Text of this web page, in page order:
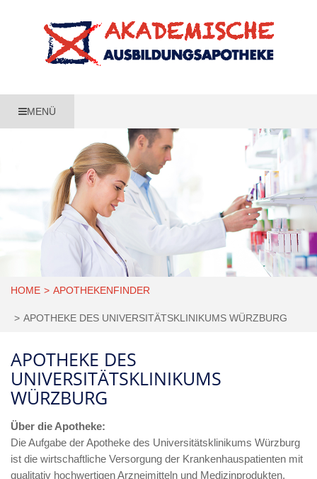
MENÜ
HOME APOTHEKENFINDER
APOTHEKE DES UNIVERSITÄTSKLINIKUMS WÜRZBURG
APOTHEKE DES
UNIVERSITÄTSKLINIKUMS
WÜRZBURG
Über die Apotheke:
Die Aufgabe der Apotheke des Universitätsklinikums Würzburg
ist die wirtschaftliche Versorgung der Krankenhauspatienten mit
qualitativ hochwertigen Arzneimitteln und Medizinprodukten.